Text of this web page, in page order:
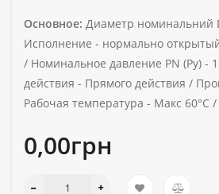
Основное: Диаметр номинальний
Исполнение - нормально
/ Номинальное давление PN (Ру) -
действия - Прямого действия /
Рабочая температура - Макс 60°С /
0,00грн